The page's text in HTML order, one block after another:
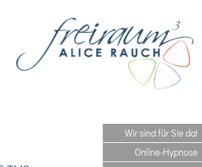
Wir sind für Sie da!
Online-Hypnose